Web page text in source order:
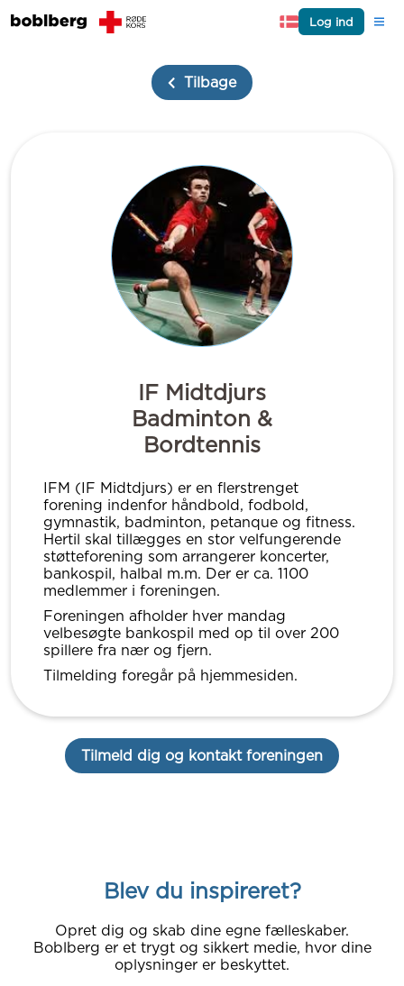
Log ind
Tilbage
IF Midtdjurs
Badminton &
Bordtennis
IFM (IF Midtdjurs) er en flerstrenget
forening indenfor håndbold, fodbold,
gymnastik, badminton, petanque og fitness.
Hertil skal tillægges en stor velfungerende
støtteforening som arrangerer koncerter,
bankospil, halbal m.m. Der er ca. 1100
medlemmer i foreningen.
Foreningen afholder hver mandag
velbesøgte bankospil med op til over 200
spillere fra nær og fjern.
Tilmelding foregår på hjemmesiden.
Tilmeld dig og kontakt foreningen
Blev du inspireret?
Opret dig og skab dine egne fælleskaber.
Boblberg er et trygt og sikkert medie, hvor dine
oplysninger er beskyttet.